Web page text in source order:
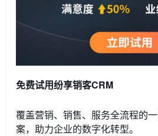
免费试用纷享销客CRM
覆盖营销、销售、服务全流程的
案，助力企业的数字化转型。